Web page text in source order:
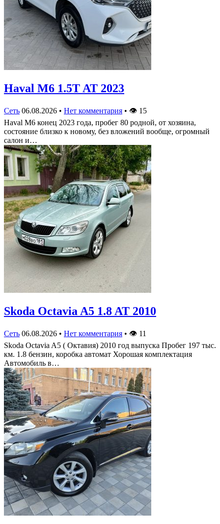
Haval M6 1.5T AT 2023
Сеть 06.08.2026 • Нет комментария • 👁 15
Haval M6 конец 2023 года, пробег 80 родной, от хозяина,
состояние близко к новому, без вложений вообще, огромный
салон и…
Skoda Octavia A5 1.8 AT 2010
Сеть 06.08.2026 • Нет комментария • 👁 11
Skoda Octavia A5 ( Октавия) 2010 год выпуска Пробег 197 тыс.
км. 1.8 бензин, коробка автомат Хорошая комплектация
Автомобиль в…